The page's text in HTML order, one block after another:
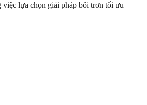
việc lựa chọn giải pháp bôi trơn tối ưu